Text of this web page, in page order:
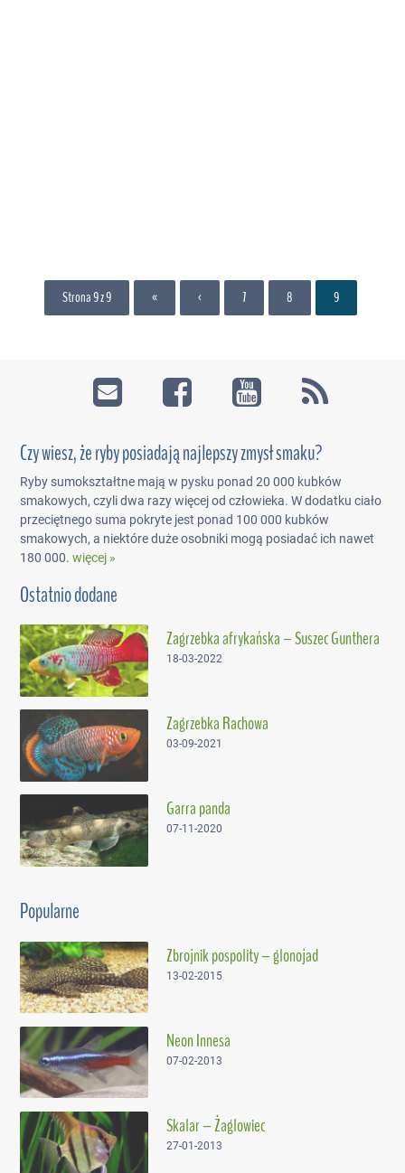
Strona 9 z 9 « ‹ 7 8 9
Czy wiesz, że ryby posiadają najlepszy zmysł smaku?
Ryby sumokształtne mają w pysku ponad 20 000 kubków
smakowych, czyli dwa razy więcej od człowieka. W dodatku ciało
przeciętnego suma pokryte jest ponad 100 000 kubków
smakowych, a niektóre duże osobniki mogą posiadać ich nawet
180 000.więcej »
Ostatnio dodane
Zagrzebka afrykańska – Suszec Gunthera
18-03-2022
Zagrzebka Rachowa
03-09-2021
Garra panda
07-11-2020
Popularne
Zbrojnik pospolity – glonojad
13-02-2015
Neon Innesa
07-02-2013
Skalar – Żaglowiec
27-01-2013